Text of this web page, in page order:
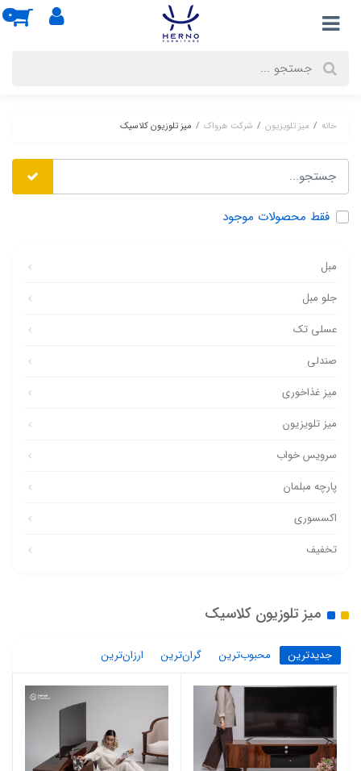
0
خانه میز تلویزیون شرکت هرواک میز تلوزیون کلاسیک
فقط محصولات موجود
مبل
جلو مبل
عسلی تک
صندلی
میز غذاخوری
میز تلویزیون
سرویس خواب
پارچه مبلمان
اکسسوری
تخفیف
میز تلوزیون کلاسیک
جدیدترین محبوب‌ترین گران‌ترین ارزان‌ترین